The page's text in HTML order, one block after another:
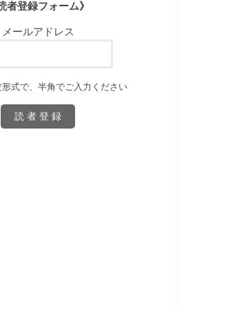
者登録フォーム》
メールアドレス
式で、半角でご入力ください